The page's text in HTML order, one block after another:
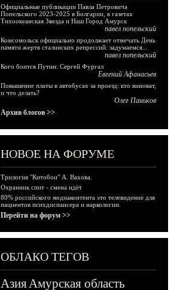
Официальные публикации Павла Петровича
Попельского 2023-2025 в Болгарии, в газетах
Тихоокеанская Звезда и Наш Город Амурск
павел попельский
Комсомольск официально продолжает отмечать День
памяти жертв сталинских репрессий: задумаемся...
павел попельский
Кого боится Путин: Сергей Фургал
Евгений Афанасьев
Повышение платы в автобусах за проезд: кто виноват,
и что делать?
Олег Паньков
Архив блогов >>
НОВОЕ НА ФОРУМЕ
Трилогия "Китобои" А. Вахова.
Охранник спит - смена идёт
80% российского медиаконтента это телевидение для
пациентов психдиспансера и наркологии.
Перейти на форум >>
ОБЛАКО ТЕГОВ
АзияАмурская область